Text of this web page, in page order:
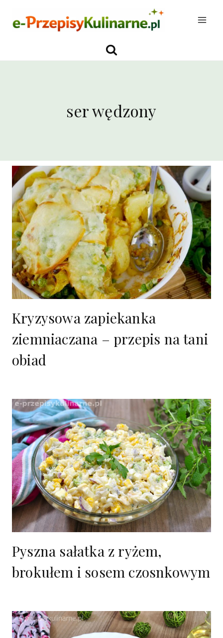
ser wędzony
Kryzysowa zapiekanka
ziemniaczana – przepis na tani
obiad
Pyszna sałatka z ryżem,
brokułem i sosem czosnkowym